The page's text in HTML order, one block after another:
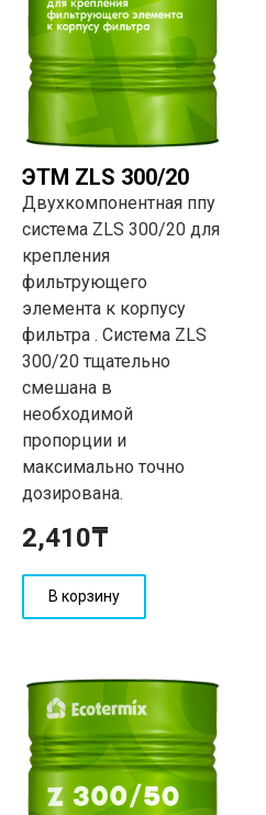
ЭТМ ZLS 300/20
Двухкомпонентная ппу
система ZLS 300/20 для
крепления
фильтрующего
элемента к корпусу
фильтра . Система ZLS
300/20 тщательно
смешана в
необходимой
пропорции и
максимально точно
дозирована.
2,410₸
В корзину